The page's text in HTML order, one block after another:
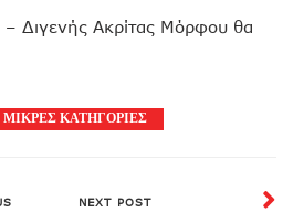
Διγενής Ακρίτας Μόρφου θα
ΜΙΚΡΕΣ ΚΑΤΗΓΟΡΙΕΣ
NEXT POST